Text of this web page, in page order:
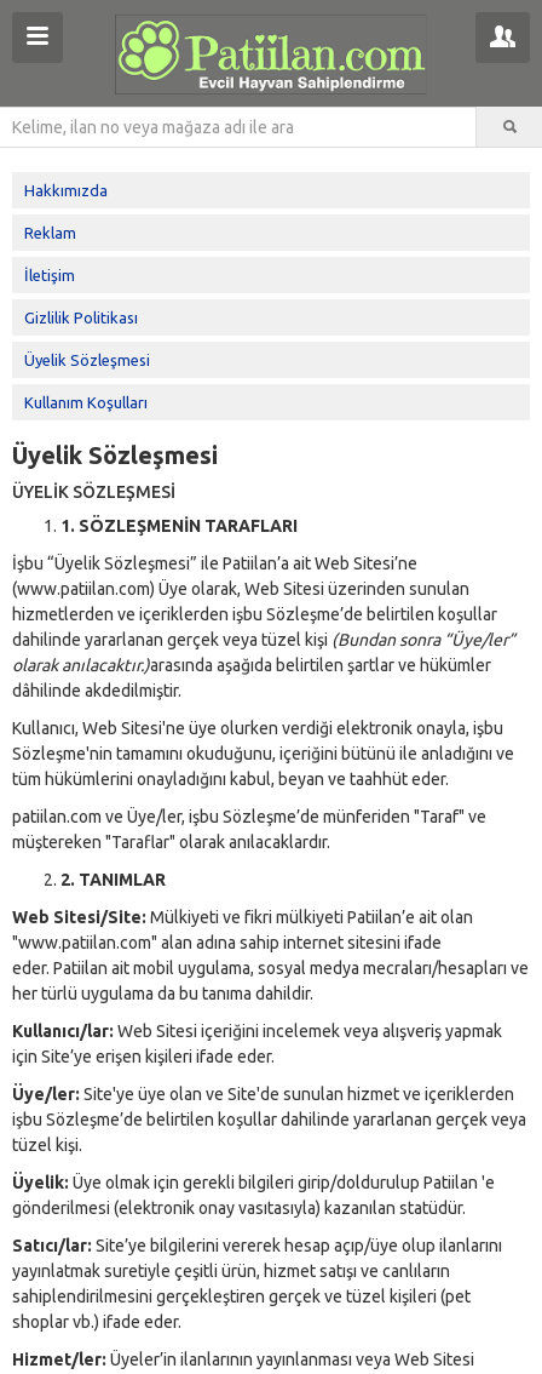
Hakkımızda
Reklam
İletişim
Gizlilik Politikası
Üyelik Sözleşmesi
Kullanım Koşulları
Üyelik Sözleşmesi
ÜYELİK SÖZLEŞMESİ
1. SÖZLEŞMENİN TARAFLARI
İşbu “Üyelik Sözleşmesi” ile Patiilan’a ait Web Sitesi’ne
(www.patiilan.com) Üye olarak, Web Sitesi üzerinden sunulan
hizmetlerden ve içeriklerden işbu Sözleşme’de belirtilen koşullar
dahilinde yararlanan gerçek veya tüzel kişi (Bundan sonra “Üye/ler”
olarak anılacaktır.)arasında aşağıda belirtilen şartlar ve hükümler
dâhilinde akdedilmiştir.
Kullanıcı, Web Sitesi'ne üye olurken verdiği elektronik onayla, işbu
Sözleşme'nin tamamını okuduğunu, içeriğini bütünü ile anladığını ve
tüm hükümlerini onayladığını kabul, beyan ve taahhüt eder.
patiilan.com ve Üye/ler, işbu Sözleşme’de münferiden "Taraf" ve
müştereken "Taraflar" olarak anılacaklardır.
2. TANIMLAR
Web Sitesi/Site: Mülkiyeti ve fikri mülkiyeti Patiilan’e ait olan
"www.patiilan.com" alan adına sahip internet sitesini ifade
eder. Patiilan ait mobil uygulama, sosyal medya mecraları/hesapları ve
her türlü uygulama da bu tanıma dahildir.
Kullanıcı/lar: Web Sitesi içeriğini incelemek veya alışveriş yapmak
için Site’ye erişen kişileri ifade eder.
Üye/ler: Site'ye üye olan ve Site'de sunulan hizmet ve içeriklerden
işbu Sözleşme’de belirtilen koşullar dahilinde yararlanan gerçek veya
tüzel kişi.
Üyelik: Üye olmak için gerekli bilgileri girip/doldurulup Patiilan 'e
gönderilmesi (elektronik onay vasıtasıyla) kazanılan statüdür.
Satıcı/lar: Site’ye bilgilerini vererek hesap açıp/üye olup ilanlarını
yayınlatmak suretiyle çeşitli ürün, hizmet satışı ve canlıların
sahiplendirilmesini gerçekleştiren gerçek ve tüzel kişileri (pet
shoplar vb.) ifade eder.
Hizmet/ler: Üyeler’in ilanlarının yayınlanması veya Web Sitesi